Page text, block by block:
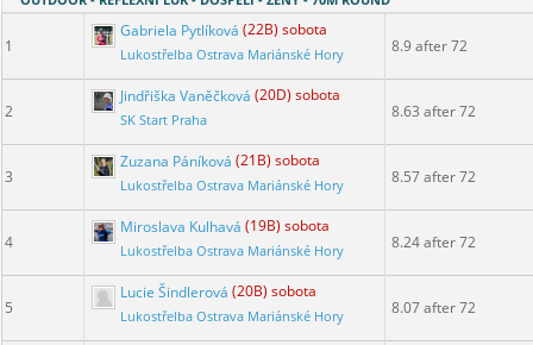
1
Gabriela Pytlíková (22B) sobota
Lukostřelba Ostrava Mariánské Hory 8.9 after 72
2
Jindřiška Vaněčková (20D) sobota
SK Start Praha 8.63 after 72
3
Zuzana Páníková (21B) sobota
Lukostřelba Ostrava Mariánské Hory 8.57 after 72
4
Miroslava Kulhavá (19B) sobota
Lukostřelba Ostrava Mariánské Hory 8.24 after 72
5
Lucie Šindlerová (20B) sobota
Lukostřelba Ostrava Mariánské Hory 8.07 after 72